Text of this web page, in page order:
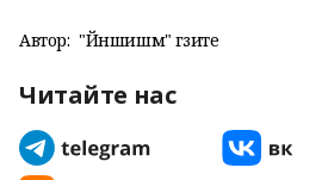
Автор: "Йәншишмә" гәзите
Читайте нас